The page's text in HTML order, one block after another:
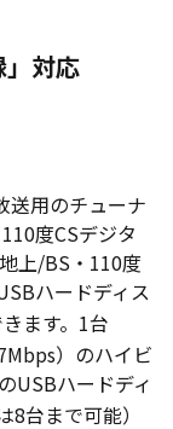
」対応
送用のチューナ
度CSデジタ
上/BS・110度
ハードディス
ます。1台
）のハイビ
USBハードディ
8台まで可能）